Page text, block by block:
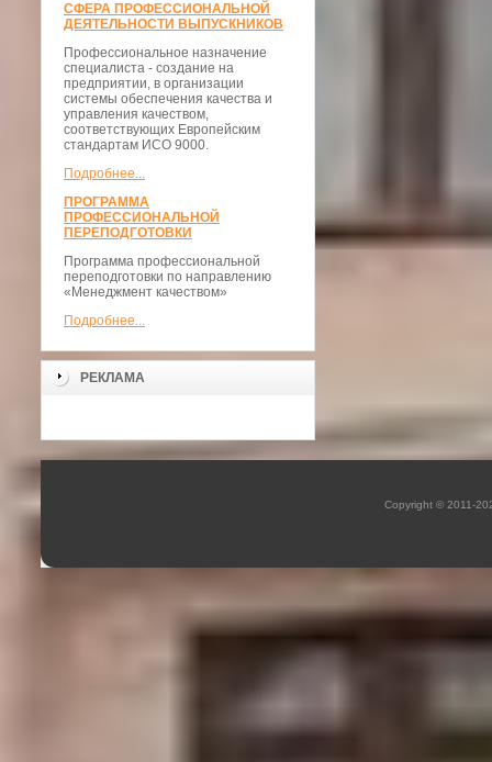
СФЕРА ПРОФЕССИОНАЛЬНОЙ
ДЕЯТЕЛЬНОСТИ ВЫПУСКНИКОВ
Профессиональное назначение
специалиста - создание на
предприятии, в организации
системы обеспечения качества и
управления качеством,
соответствующих Европейским
стандартам ИСО 9000.
Подробнее...
ПРОГРАММА
ПРОФЕССИОНАЛЬНОЙ
ПЕРЕПОДГОТОВКИ
Программа профессиональной
переподготовки по направлению
«Менеджмент качеством»
Подробнее...
РЕКЛАМА
Copyright © 2011-